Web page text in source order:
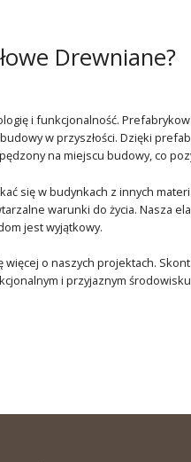
Drewniane?
i funkcjonalność.
w przyszłości. Dzięki
na miejscu budowy, co
się w budynkach z innych
warunki do życia. Nasza
jest wyjątkowy.
o naszych projektach.
i przyjaznym